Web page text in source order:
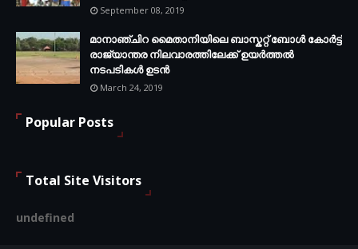
September 08, 2019
മാനാഞ്ചിറ മൈതാനിയിലെ ബാസ്കറ്റ് ബോള്‍ കോര്‍ട്ട്
രാജ്യാന്തര നിലവാരത്തിലേക്ക് ഉയര്‍ത്തൽ
നടപടികള്‍ ഉടന്‍
March 24, 2019
Popular Posts
Total Site Visitors
undefned